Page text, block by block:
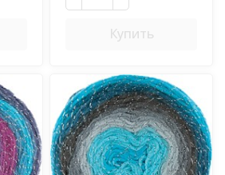
Купить